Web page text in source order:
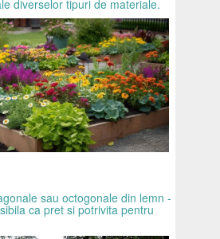
diverselor tipuri de materiale.
sau octogonale din lemn -
ca pret si potrivita pentru